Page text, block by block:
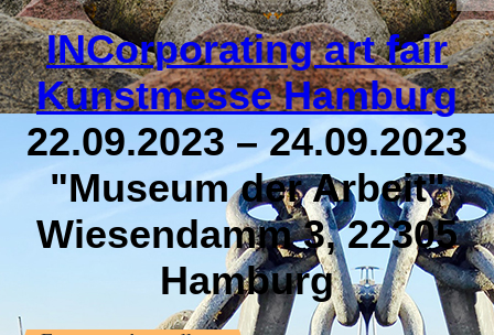
INCorporating art fair
Kunstmesse Hamburg
22.09.2023 – 24.09.2023
"Museum der Arbeit"
Wiesendamm 3, 22305
Hamburg